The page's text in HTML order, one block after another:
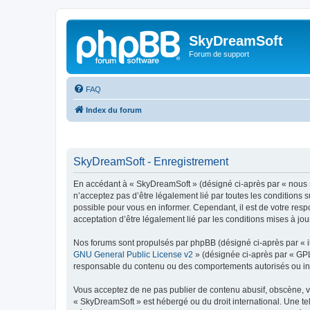
SkyDreamSoft
Forum de support
FAQ
Index du forum
SkyDreamSoft - Enregistrement
En accédant à « SkyDreamSoft » (désigné ci-après par «
n’acceptez pas d’être légalement lié par toutes les conditions
possible pour vous en informer. Cependant, il est de votre
acceptation d’être légalement lié par les conditions mises à
Nos forums sont propulsés par phpBB (désigné ci-après par
GNU General Public License v2 » (désignée ci-après par «
responsable du contenu ou des comportements autorisés ou
Vous acceptez de ne pas publier de contenu abusif,
« SkyDreamSoft » est hébergé ou du droit international. Une